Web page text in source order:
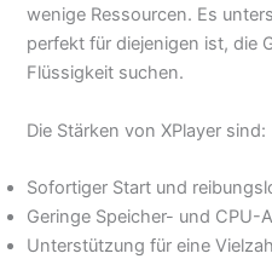
wenige Ressourcen. Es
perfekt für diejenigen ist, die
Flüssigkeit suchen.
Die Stärken von XPlayer sind:
Sofortiger Start und
Geringe Speicher- und CPU-
Unterstützung für eine